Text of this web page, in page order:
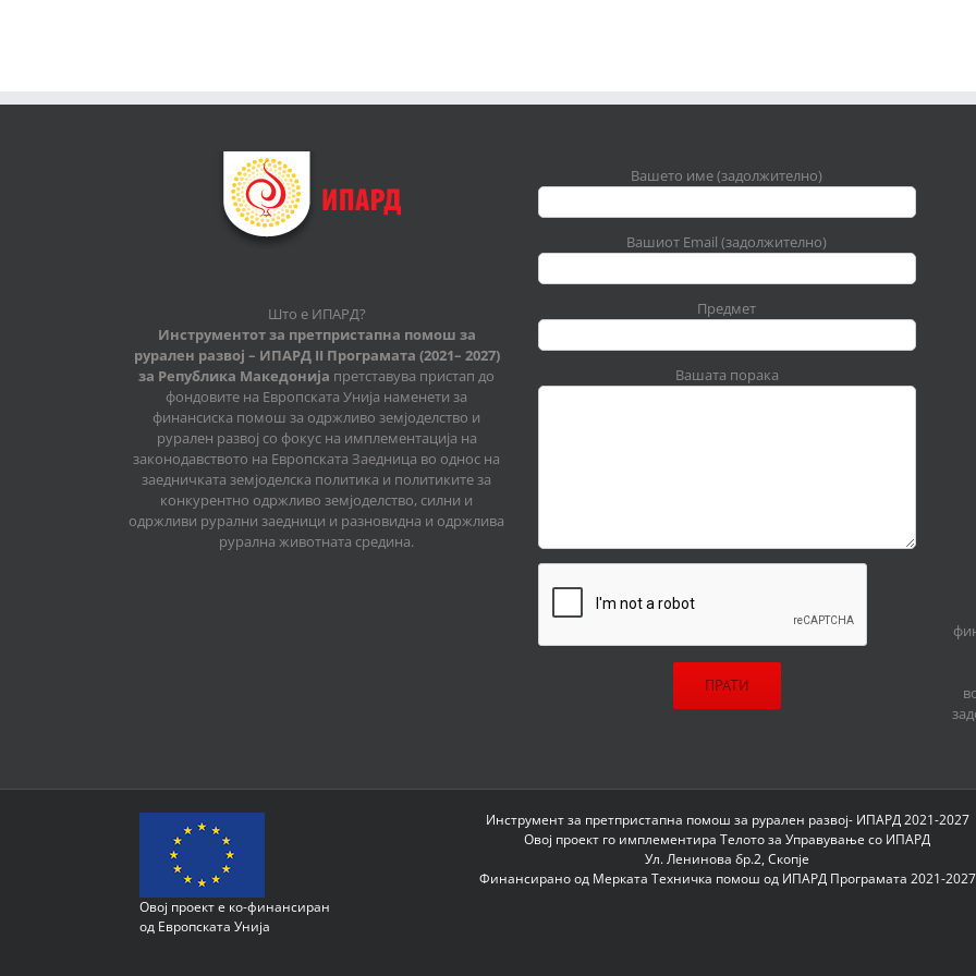
Што е ИПАРД?
Инструментот за претпристапна помош за
рурален развој – ИПАРД II Програмата (2021– 2027)
за Република Македонија претставува пристап до
фондовите на Европската Унија наменети за
финансиска помош за одржливо земјоделство и
рурален развој со фокус на имплементација на
законодавството на Европската Заедница во однос на
заедничката земјоделска политика и политиките за
конкурентно одржливо земјоделство, силни и
одржливи рурални заедници и разновидна и одржлива
рурална животната средина.
Вашето име (задолжително)
Вашиот Email (задолжително)
Предмет
Вашата порака
Овој проект е ко-финансиран
од Европската Унија
Инструмент за претпристапна помош за рурален развој- ИПАРД 2021-2027
Овој проект го имплементира Телото за Управување со ИПАРД
Ул. Ленинова бр.2, Скопје
Финансирано од Мерката Техничка помош од ИПАРД Програмата 2021-2027